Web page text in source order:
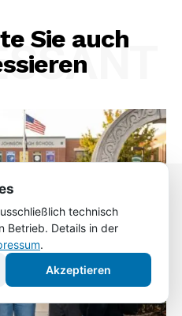
Sie auch
technisch
Betrieb. Details in der
.
Akzeptieren